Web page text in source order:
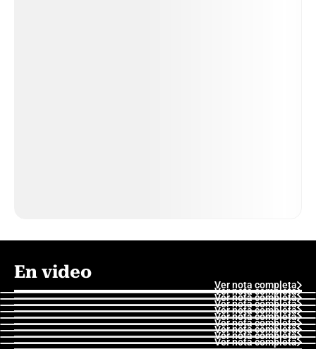
En video
Ver nota completa
Ver nota completa
Ver nota completa
Ver nota completa
Ver nota completa
Ver nota completa
Ver nota completa
Ver nota completa
Ver nota completa
Ver nota completa